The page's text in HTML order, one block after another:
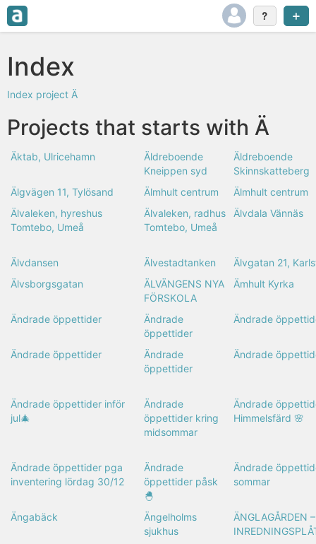
Index
Index project Ä
Projects that starts with Ä
Äktab, Ulricehamn
Äldreboende
Kneippen syd
Äldreboende
Skinnskatteberg
Älgvägen 11, Tylösand
Älmhult centrum
Älmhult centrum
Älvaleken, hyreshus
Tomtebo, Umeå
Älvaleken, radhus
Tomtebo, Umeå
Älvdala Vännäs
Älvdansen Älvestadtanken
Älvgatan 21,
Älvsborgsgatan
ÄLVÄNGENS NYA
FÖRSKOLA
Ämhult Kyrka
Ändrade öppettider
Ändrade
öppettider
Ändrade
Ändrade öppettider
Ändrade
öppettider
Ändrade
Ändrade öppettider inför
jul🎄
Ändrade
öppettider kring
midsommar
Ändrade
Himmelsfärd 🌸
Ändrade öppettider pga
inventering lördag 30/12
Ändrade
öppettider påsk
🐣
Ändrade
sommar
Ängabäck
Ängelholms
sjukhus
ÄNGLAGÅRDEN